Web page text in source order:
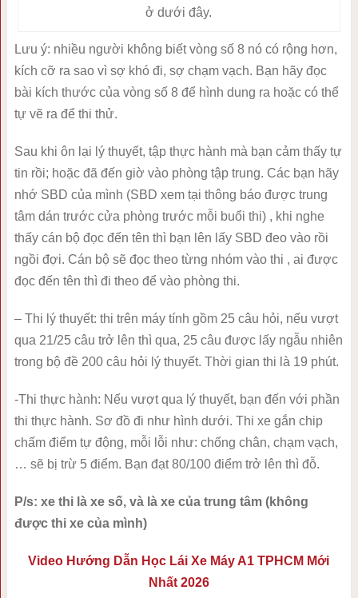
ở dưới đây.
Lưu ý: nhiều người không biết vòng số 8 nó có rộng hơn,
kích cỡ ra sao vì sợ khó đi, sợ chạm vạch. Bạn hãy đọc
bài kích thước của vòng số 8 để hình dung ra hoặc có thể
tự vẽ ra để thi thử.
Sau khi ôn lại lý thuyết, tập thực hành mà bạn cảm thấy tự
tin rồi; hoặc đã đến giờ vào phòng tập trung. Các bạn hãy
nhớ SBD của mình (SBD xem tại thông báo được trung
tâm dán trước cửa phòng trước mỗi buổi thi) , khi nghe
thấy cán bộ đọc đến tên thì bạn lên lấy SBD đeo vào rồi
ngồi đợi. Cán bộ sẽ đọc theo từng nhóm vào thi , ai được
đọc đến tên thì đi theo để vào phòng thi.
– Thi lý thuyết: thi trên máy tính gồm 25 câu hỏi, nếu vượt
qua 21/25 câu trở lên thì qua, 25 câu được lấy ngẫu nhiên
trong bộ đề 200 câu hỏi lý thuyết. Thời gian thi là 19 phút.
-Thi thực hành: Nếu vượt qua lý thuyết, bạn đến với phần
thi thực hành. Sơ đồ đi như hình dưới. Thi xe gắn chip
chấm điểm tự động, mỗi lỗi như: chống chân, chạm vạch,
… sẽ bị trừ 5 điểm. Bạn đạt 80/100 điểm trở lên thì đỗ.
P/s: xe thi là xe số, và là xe của trung tâm (không
được thi xe của mình)
Video Hướng Dẫn Học Lái Xe Máy A1 TPHCM Mới
Nhất 2026